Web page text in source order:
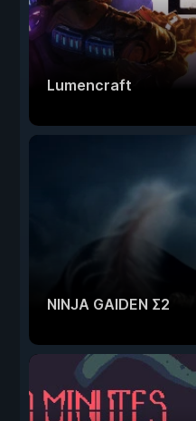
Lumencraft
NINJA GAIDEN Σ2